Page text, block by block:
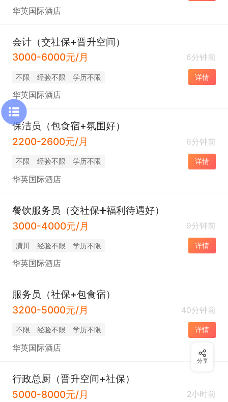
华英国际酒店
会计（交社保+晋升空间）
3000-6000元/月
6分钟前
不限 经验不限 学历不限 详情
华英国际酒店
保洁员（包食宿+氛围好）
2200-2600元/月
6分钟前
不限 经验不限 学历不限 详情
华英国际酒店
餐饮服务员（交社保➕福利待遇好）
3000-4000元/月
9分钟前
潢川 经验不限 学历不限 详情
华英国际酒店
服务员（社保+包食宿）
3200-5000元/月
40分钟前
不限 经验不限 学历不限 详情
华英国际酒店
行政总厨（晋升空间+社保）
5000-8000元/月
2小时前
分享